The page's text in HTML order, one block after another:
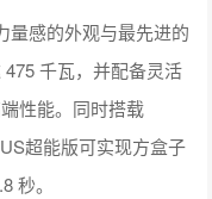
量感的外观与最先进的
千瓦，并配备灵活
性能。同时搭载
超能版可实现方盒子
秒。